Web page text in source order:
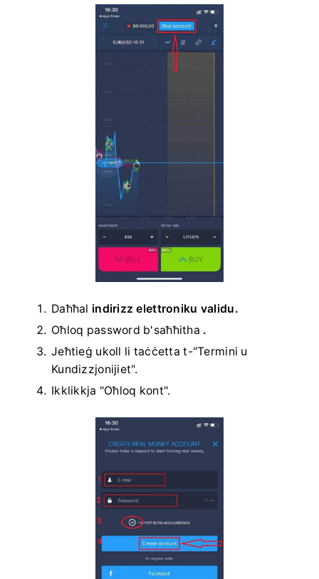
Daħħal indirizz elettroniku validu.
Oħloq password b'saħħitha .
Jeħtieġ ukoll li taċċetta t-"Termini u
Kundizzjonijiet".
Ikklikkja "Oħloq kont".